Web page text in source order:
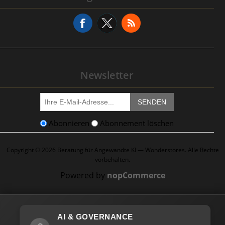
Serviceanfrage
Newsletter
SENDEN
Abonnieren Abonnement löschen
Copyright © 2026 Beratung für Angewandte KI — Wonderstores. Alle Rechte
vorbehalten.
Powered by nopCommerce
AI & GOVERNANCE